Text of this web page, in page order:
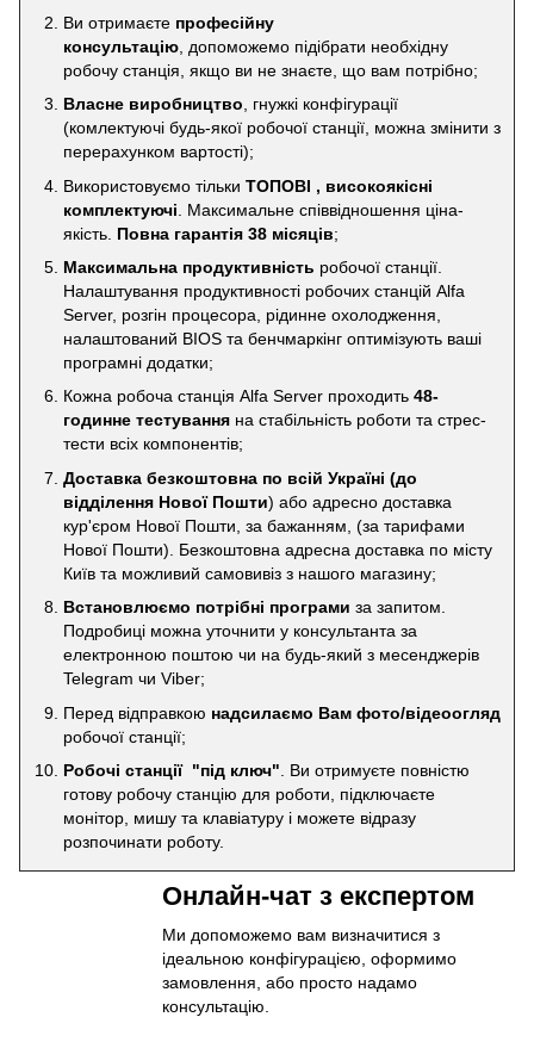
Ви отримаєте професійну
консультацію , допоможемо підібрати необхідну
робочу станція, якщо ви не знаєте, що вам потрібно;
Власне виробництво, гнужкі конфігурації
(комлектуючі будь-якої робочої станції, можна змінити з
перерахунком вартості);
Використовуємо тільки ТОПОВІ , високоякісні
комплектуючі . Максимальне співвідношення ціна-
якість. Повна гарантія 38 місяців;
Максимальна продуктивність робочої станції.
Налаштування продуктивності робочих станцій Alfa
Server, розгін процесора, рідинне охолодження,
налаштований BIOS та бенчмаркінг оптимізують ваші
програмні додатки;
Кожна робоча станція Alfa Server проходить 48-
годинне тестування на стабільність роботи та стрес-
тести всіх компонентів;
Доставка безкоштовна по всій Україні (до
відділення Нової Пошти) або адресно доставка
кур'єром Нової Пошти, за бажанням, (за тарифами
Нової Пошти). Безкоштовна адресна доставка по місту
Київ та можливий самовивіз з нашого магазину;
Встановлюємо потрібні програми за запитом.
Подробиці можна уточнити у консультанта за
електронною поштою чи на будь-який з месенджерів
Telegram чи Viber;
Перед відправкою надсилаємо Вам фото/відеоогляд
робочої станції;
Робочі станції "під ключ" . Ви отримуєте повністю
готову робочу станцію для роботи, підключаєте
монітор, мишу та клавіатуру і можете відразу
розпочинати роботу.
Онлайн-чат з експертом
Ми допоможемо вам визначитися з
ідеальною конфігурацією, оформимо
замовлення, або просто надамо
консультацію.